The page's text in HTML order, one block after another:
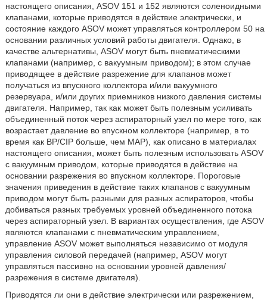
настоящего описания, ASOV 151 и 152 являются соленоидными
клапанами, которые приводятся в действие электрически, и
состояние каждого ASOV может управляться контроллером 50 на
основании различных условий работы двигателя. Однако, в
качестве альтернативы, ASOV могут быть пневматическими
клапанами (например, с вакуумным приводом); в этом случае
приводящее в действие разрежение для клапанов может
получаться из впускного коллектора и/или вакуумного
резервуара, и/или других приемников низкого давления системы
двигателя. Например, так как может быть полезным усиливать
объединенный поток через аспираторный узел по мере того, как
возрастает давление во впускном коллекторе (например, в то
время как BP/CIP больше, чем MAP), как описано в материалах
настоящего описания, может быть полезным использовать ASOV
с вакуумным приводом, которые приводятся в действие на
основании разрежения во впускном коллекторе. Пороговые
значения приведения в действие таких клапанов с вакуумным
приводом могут быть разными для разных аспираторов, чтобы
добиваться разных требуемых уровней объединенного потока
через аспираторный узел. В вариантах осуществления, где ASOV
являются клапанами с пневматическим управлением,
управление ASOV может выполняться независимо от модуля
управления силовой передачей (например, ASOV могут
управляться пассивно на основании уровней давления/
разрежения в системе двигателя).
Приводятся ли они в действие электрически или разрежением,